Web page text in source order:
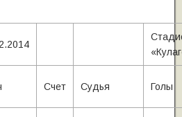
Счет Судья Голы